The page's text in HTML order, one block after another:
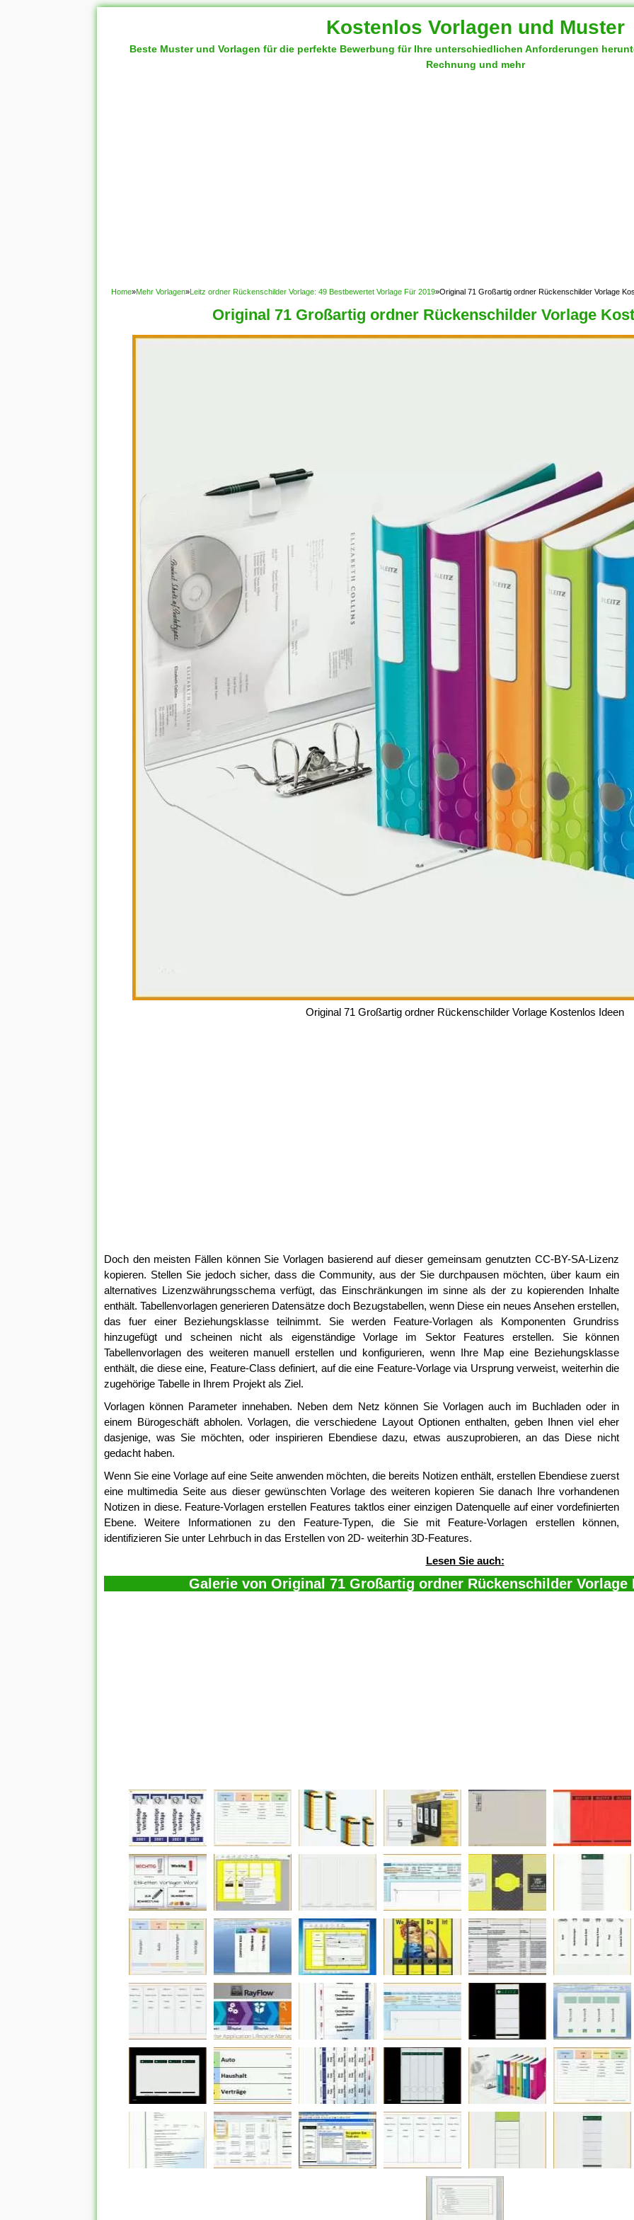
Kostenlos Vorlagen und Muster
Beste Muster und Vorlagen für die perfekte Bewerbung für Ihre unterschiedlichen Anforderungen
Rechnung und mehr
Home»Mehr Vorlagen»Leitz ordner Rückenschilder Vorlage: 49 Bestbewertet Vorlage Für 2019»Original 71 Großartig ordner Rückenschilder Vorlage
Original 71 Großartig ordner Rückenschilder Vorlage
Original 71 Großartig ordner Rückenschilder Vorlage Kostenlos Ideen
Doch den meisten Fällen können Sie Vorlagen basierend auf dieser gemeinsam genutzten CC-BY-SA-Lizenz
kopieren. Stellen Sie jedoch sicher, dass die Community, aus der Sie durchpausen möchten, über kaum ein
alternatives Lizenzwährungsschema verfügt, das Einschränkungen im sinne als der zu kopierenden Inhalte
enthält. Tabellenvorlagen generieren Datensätze doch Bezugstabellen, wenn Diese ein neues Ansehen erstellen,
das fuer einer Beziehungsklasse teilnimmt. Sie werden Feature-Vorlagen als Komponenten Grundriss
hinzugefügt und scheinen nicht als eigenständige Vorlage im Sektor Features erstellen. Sie können
Tabellenvorlagen des weiteren manuell erstellen und konfigurieren, wenn Ihre Map eine Beziehungsklasse
enthält, die diese eine, Feature-Class definiert, auf die eine Feature-Vorlage via Ursprung verweist, weiterhin die
zugehörige Tabelle in Ihrem Projekt als Ziel.
Vorlagen können Parameter innehaben. Neben dem Netz können Sie Vorlagen auch im Buchladen oder in
einem Bürogeschäft abholen. Vorlagen, die verschiedene Layout Optionen enthalten, geben Ihnen viel eher
dasjenige, was Sie möchten, oder inspirieren Ebendiese dazu, etwas auszuprobieren, an das Diese nicht
gedacht haben.
Wenn Sie eine Vorlage auf eine Seite anwenden möchten, die bereits Notizen enthält, erstellen Ebendiese zuerst
eine multimedia Seite aus dieser gewünschten Vorlage des weiteren kopieren Sie danach Ihre vorhandenen
Notizen in diese. Feature-Vorlagen erstellen Features taktlos einer einzigen Datenquelle auf einer vordefinierten
Ebene. Weitere Informationen zu den Feature-Typen, die Sie mit Feature-Vorlagen erstellen können,
identifizieren Sie unter Lehrbuch in das Erstellen von 2D- weiterhin 3D-Features.
Lesen Sie auch:
Galerie von Original 71 Großartig ordner Rückenschilder Vorlage